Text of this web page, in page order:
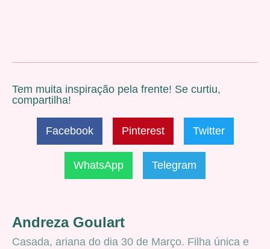
Tem muita inspiração pela frente! Se curtiu,
compartilha!
Facebook Pinterest Twitter
WhatsApp Telegram
Andreza Goulart
Casada, ariana do dia 30 de Março. Filha única e